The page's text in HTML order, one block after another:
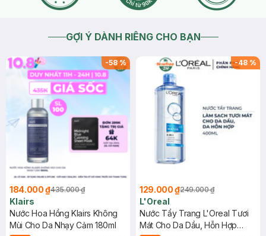
GỢI Ý DÀNH RIÊNG CHO BẠN
-58%
184.000 ₫435.000 ₫
Klairs
Nước Hoa Hồng Klairs Không
Mùi Cho Da Nhạy Cảm 180ml
-48 %
129.000 ₫249.000 ₫
L'Oreal
Nước Tẩy Trang L'Oreal Tươi
Mát Cho Da Dầu, Hỗn Hợp